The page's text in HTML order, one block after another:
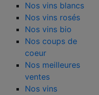
Nos vins blancs
Nos vins rosés
Nos vins bio
Nos coups de
coeur
Nos meilleures
ventes
Nos vins